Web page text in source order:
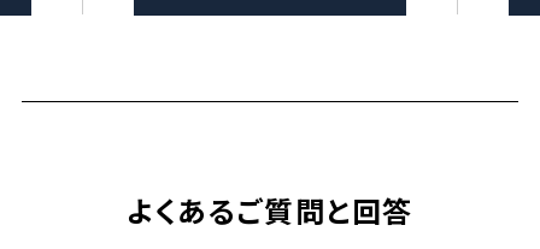
よくあるご質問と回答